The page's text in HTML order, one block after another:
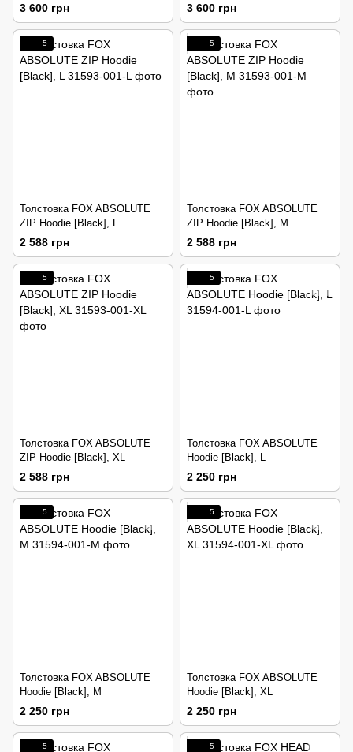
3 600 грн 3 600 грн
5
Толстовка FOX ABSOLUTE
ZIP Hoodie [Black], L
2 588 грн
5
Толстовка FOX ABSOLUTE
ZIP Hoodie [Black], M
2 588 грн
5
Толстовка FOX ABSOLUTE
ZIP Hoodie [Black], XL
2 588 грн
5
Толстовка FOX ABSOLUTE
Hoodie [Black], L
2 250 грн
5
Толстовка FOX ABSOLUTE
Hoodie [Black], M
2 250 грн
5
Толстовка FOX ABSOLUTE
Hoodie [Black], XL
2 250 грн
5 5